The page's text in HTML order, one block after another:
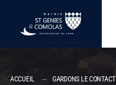
ACCUEIL
GARDONS LE CONTACT